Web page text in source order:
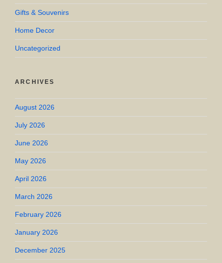
Gifts & Souvenirs
Home Decor
Uncategorized
ARCHIVES
August 2026
July 2026
June 2026
May 2026
April 2026
March 2026
February 2026
January 2026
December 2025